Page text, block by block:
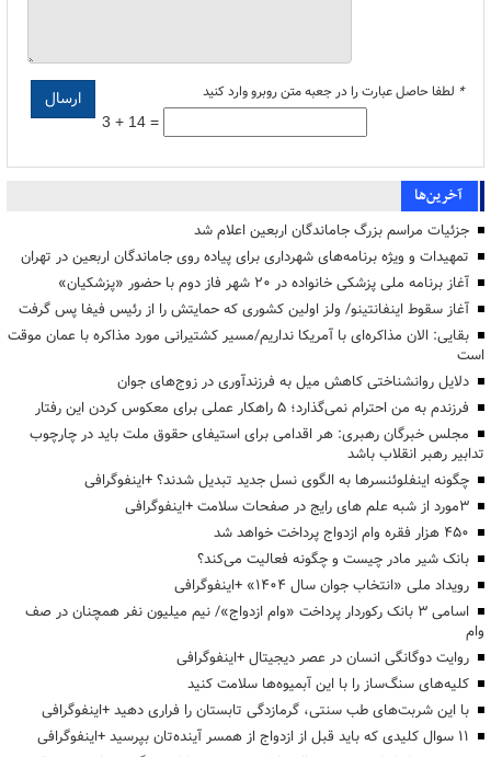
* لطفا حاصل عبارت را در جعبه متن روبرو وارد کنید
3 + 14 =
آخرین‌ها
جزئیات مراسم بزرگ جاماندگان اربعین اعلام شد
تمهیدات و ویژه برنامه‌های شهرداری برای پیاده روی جاماندگان اربعین در تهران
آغاز برنامه ملی پزشکی خانواده در ۲۰ شهر فاز دوم با حضور «پزشکیان»
آغاز سقوط اینفانتینو/ ولز اولین کشوری که حمایتش را از رئیس فیفا پس گرفت
بقایی: الان مذاکره‌ای با آمریکا نداریم/مسیر کشتیرانی مورد مذاکره با عمان موقت
است
دلایل روانشناختی کاهش میل به فرزندآوری در زوج‌های جوان
فرزندم به من احترام نمی‌گذارد؛ ۵ راهکار عملی برای معکوس کردن این رفتار
مجلس خبرگان رهبری: هر اقدامی برای استیفای حقوق ملت باید در چارچوب
تدابیر رهبر انقلاب باشد
چگونه اینفلوئنسرها به الگوی نسل جدید تبدیل شدند؟ +اینفوگرافی
3مورد از شبه علم های رایج در صفحات سلامت +اینفوگرافی
۴۵۰ هزار فقره وام ازدواج پرداخت خواهد شد
بانک شیر مادر چیست و چگونه فعالیت می‌کند؟
رویداد ملی «انتخاب جوان سال ۱۴۰۴» +اینفوگرافی
اسامی ۳ بانک رکوردار پرداخت «وام ازدواج»/ نیم میلیون نفر همچنان در صف
وام
روایت دوگانگی انسان در عصر دیجیتال +اینفوگرافی
کلیه‌های سنگ‌ساز را با این آبمیوه‌ها سلامت کنید
با این شربت‌های طب سنتی، گرمازدگی تابستان را فراری دهید +اینفوگرافی
۱۱ سوال کلیدی که باید قبل از ازدواج از همسر آینده‌تان بپرسید +اینفوگرافی